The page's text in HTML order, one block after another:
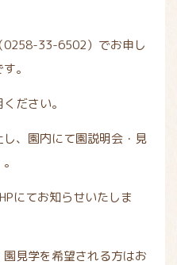
33-6502）でお申し
。
ださい。
、園内にて園説明会・見
にてお知らせいたしま
見学を希望される方はお